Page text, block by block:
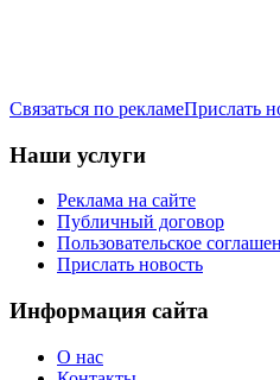
Связаться по рекламеПрислать
Наши услуги
Реклама на сайте
Публичный договор
Пользовательское
Прислать новость
Информация сайта
О нас